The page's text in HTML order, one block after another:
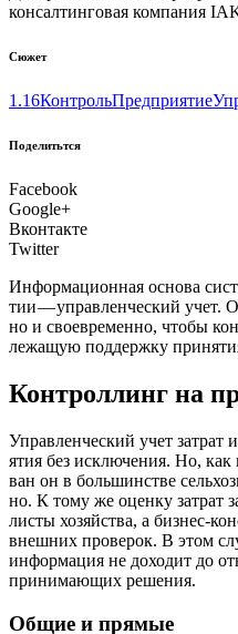
консалтинговая компания
Сюжет
1.16КонтрольПредприятие
Поделитьтся
Facebook
Google+
Вконтакте
Twitter
Инфор­ма­ци­он­ная осно­ва
тии — управ­лен­че­ский учет.
но и свое­вре­мен­но, что­бы
ле­жа­щую под­держ­ку
Контроллинг на
Управ­лен­че­ский учет
я­тия без исклю­че­ния. Но,
ван он в боль­шин­стве
но. К тому же оцен­ку затрат
ли­сты хозяй­ства, а биз­нес-
внеш­них про­ве­рок. В этом
инфор­ма­ция не дохо­дит до
при­ни­ма­ю­щих решения.
Общие и прямые